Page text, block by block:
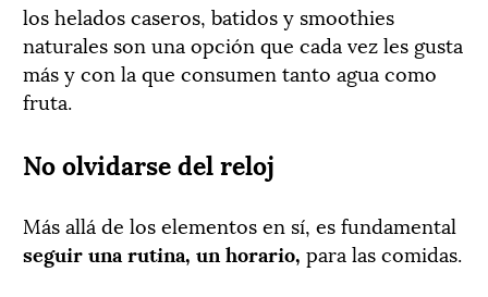
los helados caseros, batidos y smoothies
naturales son una opción que cada vez les gusta
más y con la que consumen tanto agua como
fruta.
No olvidarse del reloj
Más allá de los elementos en sí, es fundamental
seguir una rutina, un horario, para las comidas.